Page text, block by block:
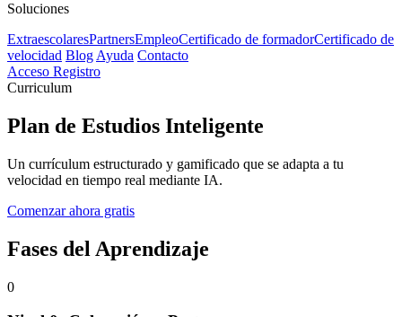
Soluciones
ExtraescolaresPartnersEmpleoCertificado de formadorCertificado de
velocidad Blog Ayuda Contacto
Acceso Registro
Curriculum
Plan de Estudios Inteligente
Un currículum estructurado y gamificado que se adapta a tu
velocidad en tiempo real mediante IA.
Comenzar ahora gratis
Fases del Aprendizaje
0